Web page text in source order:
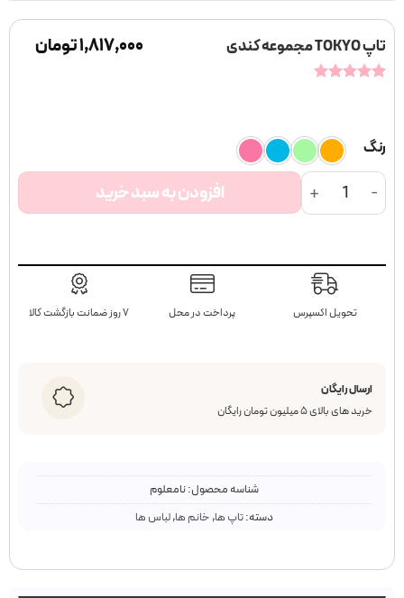
تاپ TOKYO مجموعه کندی ۱,۸۱۷,۰۰۰تومان
رنگ
تاپ Tokyo مجموعه کندی عدد افزودن به سبد خرید
تحویل اکسپرس پرداخت در محل ۷ روز ضمانت بازگشت کالا
ارسال رایگان
خرید های بالای ۵ میلیون تومان رایگان
شناسه محصول:نامعلوم
دسته:تاپ ها, خانم ها,لباس ها